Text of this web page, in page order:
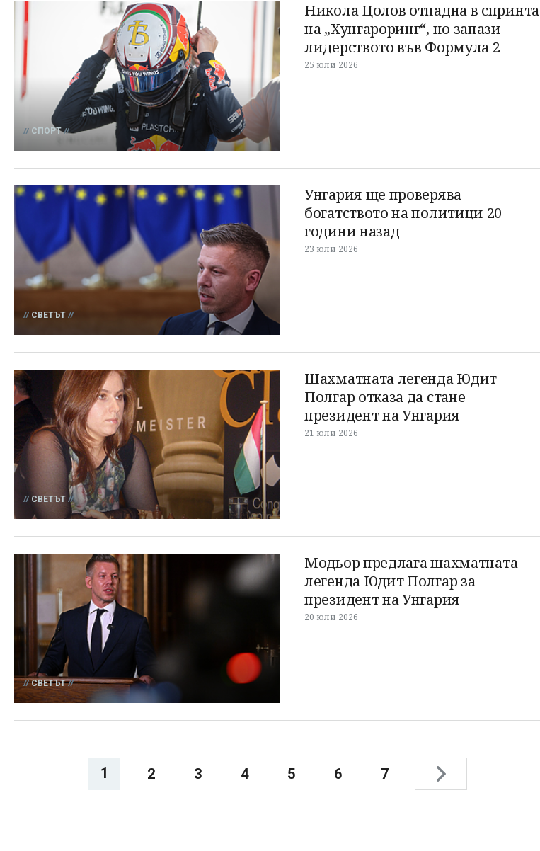
СПОРТ
Никола Цолов отпадна в спринта
на „Хунгароринг“, но запази
лидерството във Формула 2
25 юли 2026
СВЕТЪТ
Унгария ще проверява
богатството на политици 20
години назад
23 юли 2026
СВЕТЪТ
Шахматната легенда Юдит
Полгар отказа да стане
президент на Унгария
21 юли 2026
СВЕТЪТ
Модьор предлага шахматната
легенда Юдит Полгар за
президент на Унгария
20 юли 2026
1 2 3 4 5 6 7